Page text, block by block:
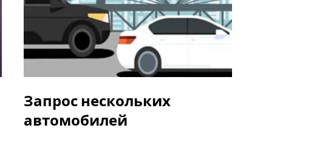
Запрос нескольких
автомобилей